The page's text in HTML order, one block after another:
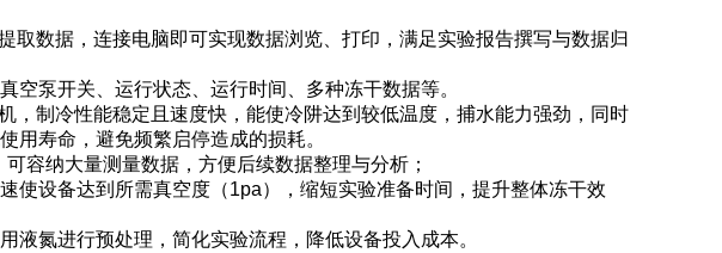
取数据，连接电脑即可实现数据浏览、打印，满足实验报告撰写与数据归
空泵开关、运行状态、运行时间、多种冻干数据等。
，制冷性能稳定且速度快，能使冷阱达到较低温度，捕水能力强劲，同时
用寿命，避免频繁启停造成的损耗。
容纳大量测量数据，方便后续数据整理与分析；
使设备达到所需真空度（1pa），缩短实验准备时间，提升整体冻干效
液氮进行预处理，简化实验流程，降低设备投入成本。